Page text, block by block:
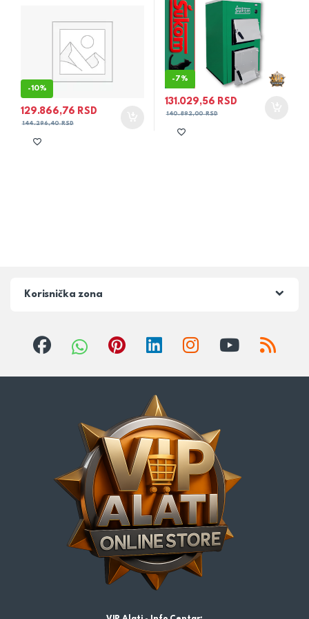
-10%
129.866,76 RSD
144.296,40RSD
-7%
131.029,56 RSD
140.892,00RSD
Korisnička zona